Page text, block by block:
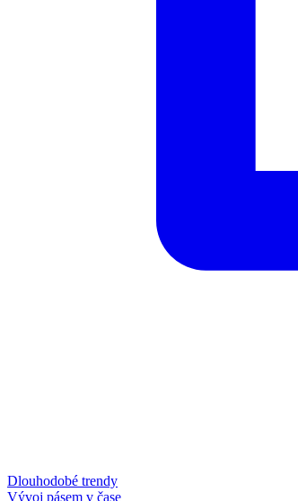
Dlouhodobé trendy
Vývoj pásem v čase